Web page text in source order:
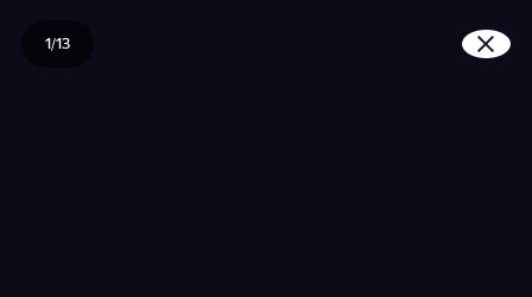
1/13
Wat doet stress met je?